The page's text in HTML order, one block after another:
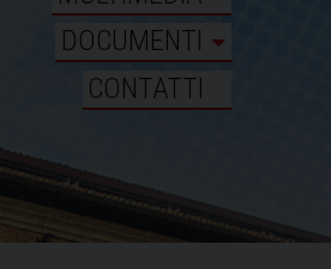
DOCUMENTI
CONTATTI